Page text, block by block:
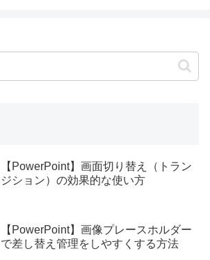
【PowerPoint】画面切り替え（トラン
ジション）の効果的な使い方
【PowerPoint】画像プレースホルダー
で差し替え管理をしやすくする方法